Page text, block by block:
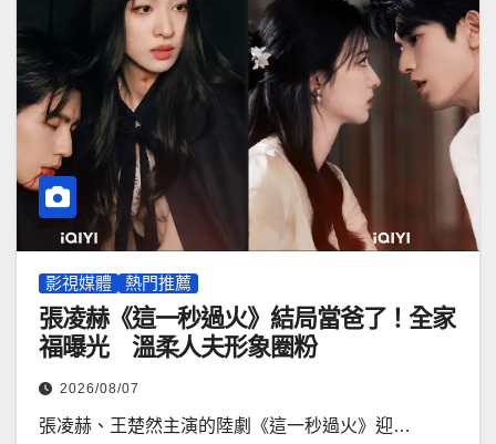
影視媒體 熱門推薦
張凌赫《這一秒過火》結局當爸了！全家
福曝光 溫柔人夫形象圈粉
2026/08/07
張凌赫、王楚然主演的陸劇《這一秒過火》迎…